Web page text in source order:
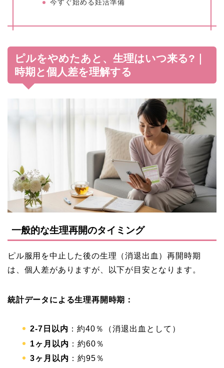
今すぐ始める妊活準備
ピルをやめたあと、生理はいつ来る?｜
時期と個人差を理解する
一般的な生理再開のタイミング
ピル服用を中止した後の生理（消退出血）再開時期
は、個人差がありますが、以下が目安となります。
統計データによる生理再開時期：
2-7日以内 ：約40％（消退出血として）
1ヶ月以内 ：約60％
3ヶ月以内 ：約95％